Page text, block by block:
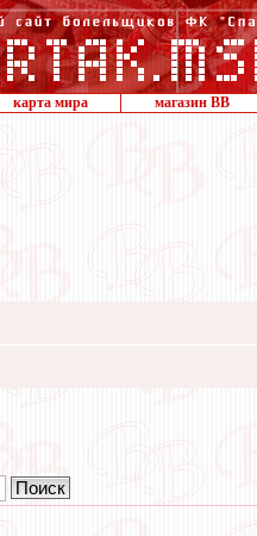
карта мира магазин ВВ